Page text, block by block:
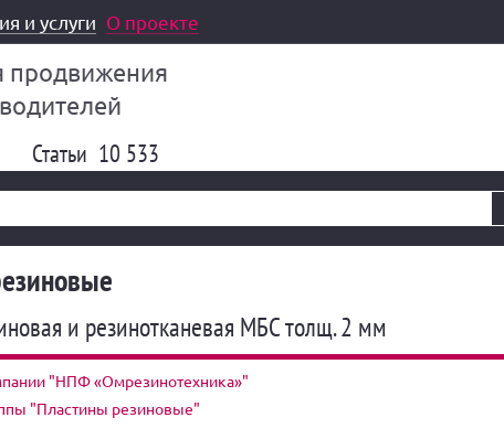
и услуги О проекте
Статьи 10 533
и резинотканевая МБС толщ. 2 мм
"НПФ «Омрезинотехника»"
"Пластины резиновые"